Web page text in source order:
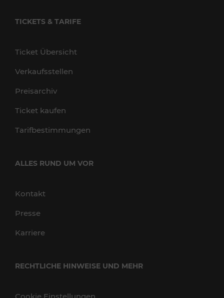
TICKETS & TARIFE
Ticket Übersicht
Verkaufsstellen
Preisarchiv
Ticket kaufen
Tarifbestimmungen
ALLES RUND UM VOR
Kontakt
Presse
Karriere
RECHTLICHE HINWEISE UND MEHR